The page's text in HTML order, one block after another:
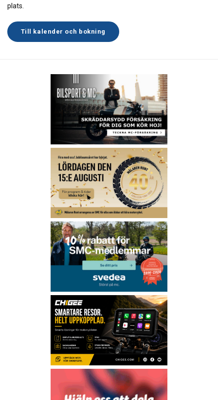
plats.
Till kalender och bokning